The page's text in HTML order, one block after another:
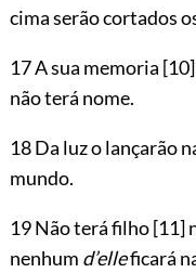
cima serão cortados
17 A sua memoria [10]
não terá nome.
18 Da luz o lançarão
mundo.
19 Não terá filho[11]
nenhum d’elleficará